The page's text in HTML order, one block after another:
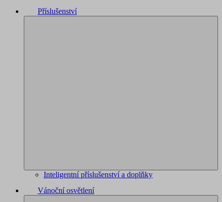
Příslušenství
Inteligentní příslušenství a doplňky
Vánoční osvětlení